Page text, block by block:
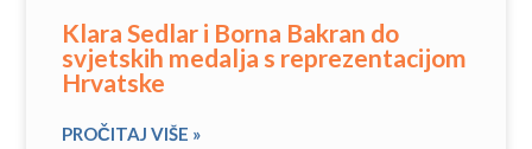
Klara Sedlar i Borna Bakran do
svjetskih medalja s reprezentacijom
Hrvatske
PROČITAJ VIŠE »